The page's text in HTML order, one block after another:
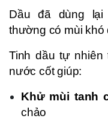
Dầu đã dùng
thường có mùi khó
Tinh dầu tự nhiên
nước cốt giúp:
Khử mùi tanh
chảo